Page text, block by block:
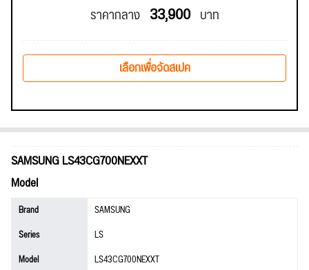
ราคากลาง 33,900 บาท
เลือกเพื่อจัดสเปค
SAMSUNG LS43CG700NEXXT
Model
Brand
SAMSUNG
Series
LS
Model
LS43CG700NEXXT